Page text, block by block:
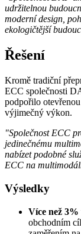
udržitelnou
moderní design,
ekologičtější
Řešení
Kromě tradiční
ECC společnosti
podpořilo
výjimečný výkon.
"Společnost ECC
jedinečnému
nabízet podobné
ECC na
Výsledky
Více než
obchodním